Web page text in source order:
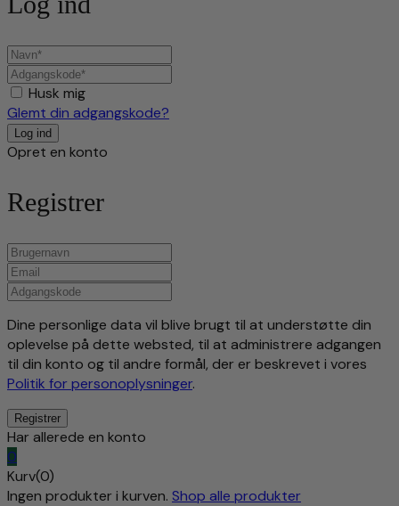
Husk mig
Glemt din adgangskode?
Opret en konto
Registrer
Dine personlige data vil blive brugt til at understøtte din
oplevelse på dette websted, til at administrere adgangen
til din konto og til andre formål, der er beskrevet i vores
Politik for personoplysninger.
Har allerede en konto
0
Kurv(0)
Ingen produkter i kurven. Shop alle produkter